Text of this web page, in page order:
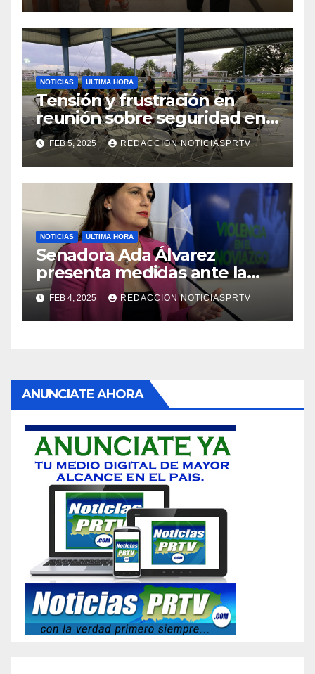
NOTICIAS ULTIMA HORA
Tensión y frustración en
reunión sobre seguridad en
Reparto Metropolitano
FEB 5, 2025 REDACCION NOTICIASPRTV
NOTICIAS ULTIMA HORA
Senadora Ada Álvarez
presenta medidas ante la
violencia en el noviazgo
FEB 4, 2025 REDACCION NOTICIASPRTV
ANUNCIATE AHORA